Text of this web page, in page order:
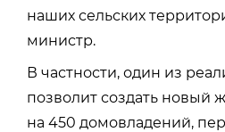
наших сельских
министр.
В частности, один из
позволит создать новый
на 450 домовладений,